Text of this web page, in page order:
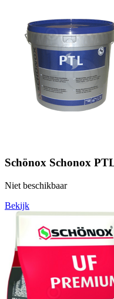
Schönox Schonox
Niet beschikbaar
Bekijk